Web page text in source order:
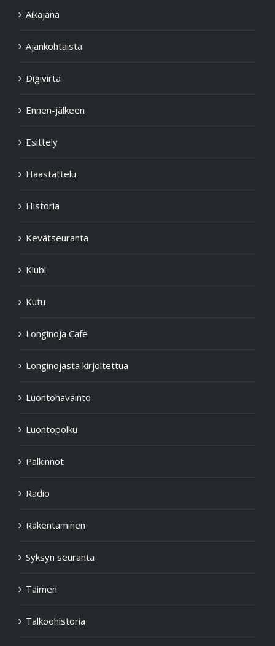
Aikajana
Ajankohtaista
Digivirta
Ennen-jälkeen
Esittely
Haastattelu
Historia
Kevätseuranta
Klubi
Kutu
Longinoja Cafe
Longinojasta kirjoitettua
Luontohavainto
Luontopolku
Palkinnot
Radio
Rakentaminen
Syksyn seuranta
Taimen
Talkoohistoria